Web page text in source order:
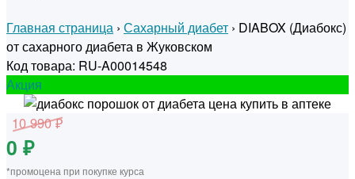
Главная страница › Сахарный диабет › DIABOX (Диабокс)
от сахарного диабета в Жуковском
Код товара: RU-A00014548
Акция
10 990 ₽
0 ₽
*промоцена при покупке курса